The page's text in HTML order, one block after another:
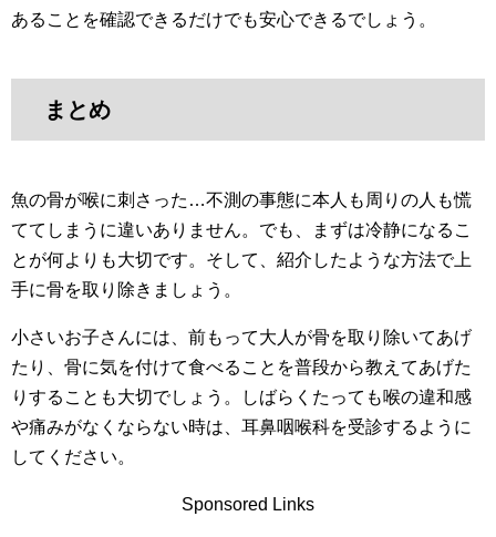
あることを確認できるだけでも安心できるでしょう。
まとめ
魚の骨が喉に刺さった…不測の事態に本人も周りの人も慌
ててしまうに違いありません。でも、まずは冷静になるこ
とが何よりも大切です。そして、紹介したような方法で上
手に骨を取り除きましょう。
小さいお子さんには、前もって大人が骨を取り除いてあげ
たり、骨に気を付けて食べることを普段から教えてあげた
りすることも大切でしょう。しばらくたっても喉の違和感
や痛みがなくならない時は、耳鼻咽喉科を受診するように
してください。
Sponsored Links